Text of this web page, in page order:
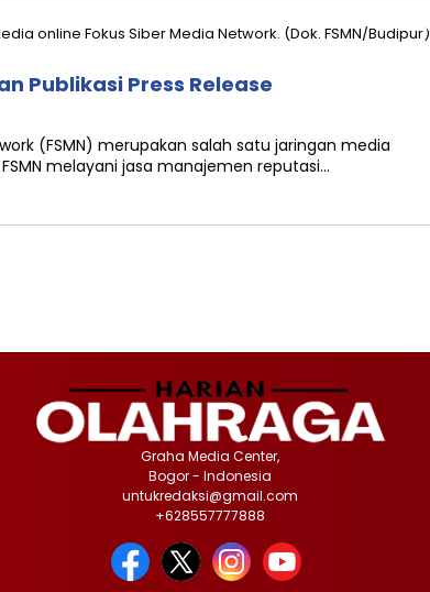
Publikasi Press Release
(FSMN) merupakan salah satu jaringan media
melayani jasa manajemen reputasi…
Graha Media Center,
Bogor - Indonesia
untukredaksi@gmail.com
+628557777888